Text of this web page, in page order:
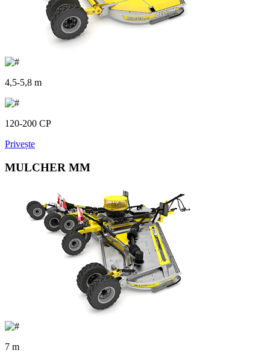
4,5-5,8 m
120-200 CP
Privește
MULCHER MM
7 m